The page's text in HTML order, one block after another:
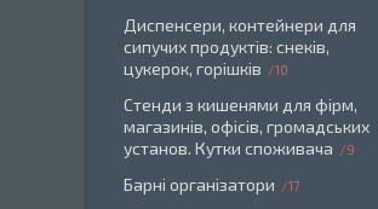
Диспенсери, контейнери для
сипучих продуктів: снеків,
цукерок, горішків
10
Стенди з кишенями для фірм,
магазинів, офісів, громадських
установ. Кутки споживача
9
Барні організатори 17